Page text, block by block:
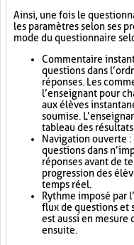
Ainsi, une fois le
les paramètres selon ses
mode du questionnaire
Commentaire
questions dans
réponses. Les
l’enseignant pour
aux élèves
soumise.
tableau des
Navigation ouverte
questions dans
réponses avant de
progression des
temps réel.
Rythme imposé par
flux de questions et
est aussi en mesure
ensuite.